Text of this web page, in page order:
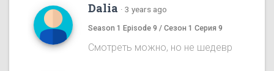
Dalia · 3 years ago
Season 1 Episode 9 / Сезон 1 Серия 9
Смотреть можно, но не шедевр